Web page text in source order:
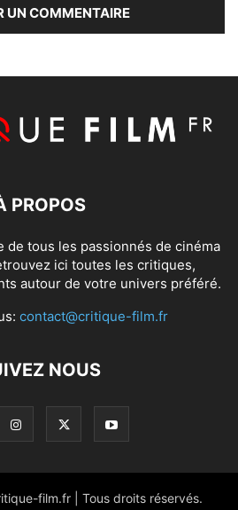
PROPOS
tous les passionnés de cinéma
ici toutes les critiques,
autour de votre univers préféré.
contact@critique-film.fr
NOUS
film.fr | Tous droits réservés.